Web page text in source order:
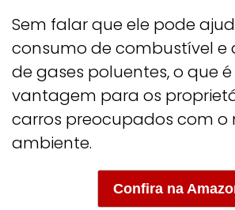
Sem falar que ele pode
consumo de combustível e
de gases poluentes, o que
vantagem para os
carros preocupados com o
ambiente.
Confira na